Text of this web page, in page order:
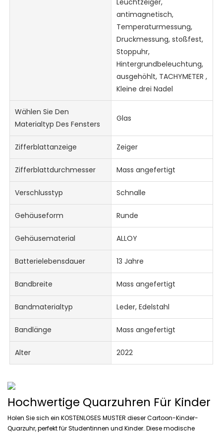
Leuchtzeiger,
antimagnetisch,
Temperaturmessung,
Druckmessung, stoßfest,
Stoppuhr,
Hintergrundbeleuchtung,
ausgehöhlt, TACHYMETER ,
Kleine drei Nadel
Wählen Sie Den
Materialtyp Des Fensters
Glas
Zifferblattanzeige Zeiger
Zifferblattdurchmesser Mass angefertigt
Verschlusstyp Schnalle
Gehäuseform Runde
Gehäusematerial ALLOY
Batterielebensdauer 13 Jahre
Bandbreite Mass angefertigt
Bandmaterialtyp Leder, Edelstahl
Bandlänge Mass angefertigt
Alter 2022
Hochwertige Quarzuhren Für Kinder
Holen Sie sich ein KOSTENLOSES MUSTER dieser Cartoon-Kinder-
Quarzuhr, perfekt für Studentinnen und Kinder. Diese modische